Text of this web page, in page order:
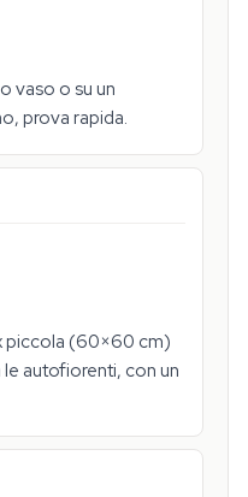
vaso o su un
prova rapida.
piccola (60×60 cm)
autofiorenti, con un